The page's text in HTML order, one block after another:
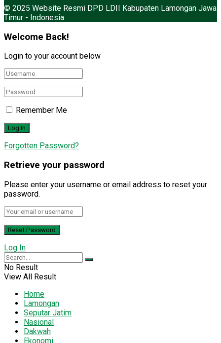
© 2025 Website Resmi DPD LDII Kabupaten Lamongan Jawa
Timur - Indonesia
Welcome Back!
Login to your account below
Remember Me
Forgotten Password?
Retrieve your password
Please enter your username or email address to reset your
password.
Log In
No Result
View All Result
Home
Lamongan
Seputar Jatim
Nasional
Dakwah
Ekonomi